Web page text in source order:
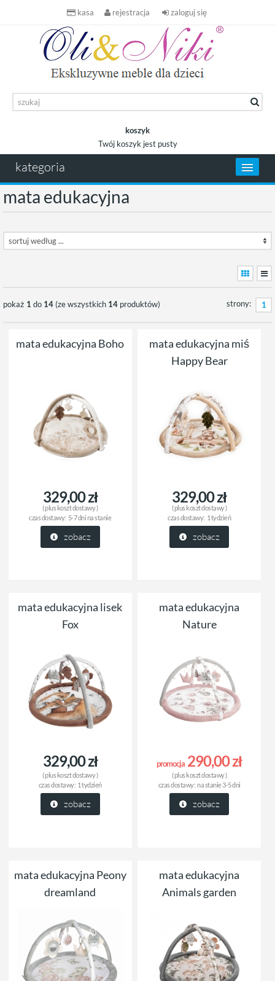
kasa rejestracja zaloguj się
koszyk
Twój koszyk jest pusty
kategoria
mata edukacyjna
pokaż 1 do 14 (ze wszystkich 14 produktów) strony: 1
mata edukacyjna Boho
329,00 zł
( plus koszt dostawy)
czas dostawy: 5-7 dni na stanie
zobacz
mata edukacyjna miś
Happy Bear
329,00 zł
( plus koszt dostawy)
czas dostawy: 1 tydzień
zobacz
mata edukacyjna lisek
Fox
329,00 zł
( pluskoszt dostawy)
czas dostawy: 1 tydzień
zobacz
mata edukacyjna
Nature
promocja 290,00 zł
( pluskoszt dostawy)
czas dostawy:na stanie 3-5 dni
zobacz
mata edukacyjna Peony
dreamland
mata edukacyjna
Animals garden